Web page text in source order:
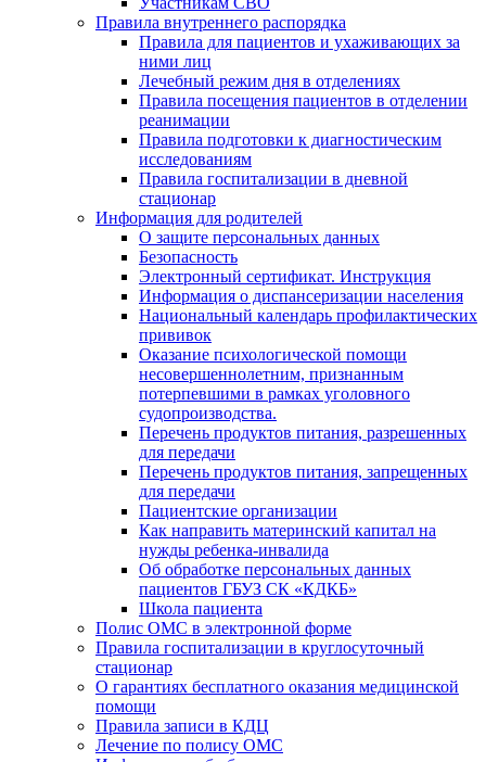
Правила внутреннего распорядка
Правила для пациентов и ухаживающих за
ними лиц
Лечебный режим дня в отделениях
Правила посещения пациентов в отделении
реанимации
Правила подготовки к диагностическим
исследованиям
Правила госпитализации в дневной
стационар
Информация для родителей
О защите персональных данных
Безопасность
Электронный сертификат. Инструкция
Информация о диспансеризации населения
Национальный календарь профилактических
прививок
Оказание психологической помощи
несовершеннолетним, признанным
потерпевшими в рамках уголовного
судопроизводства.
Перечень продуктов питания, разрешенных
для передачи
Перечень продуктов питания, запрещенных
для передачи
Пациентские организации
Как направить материнский капитал на
нужды ребенка-инвалида
Об обработке персональных данных
пациентов ГБУЗ СК «КДКБ»
Школа пациента
Полис ОМС в электронной форме
Правила госпитализации в круглосуточный
стационар
О гарантиях бесплатного оказания медицинской
помощи
Правила записи в КДЦ
Лечение по полису ОМС